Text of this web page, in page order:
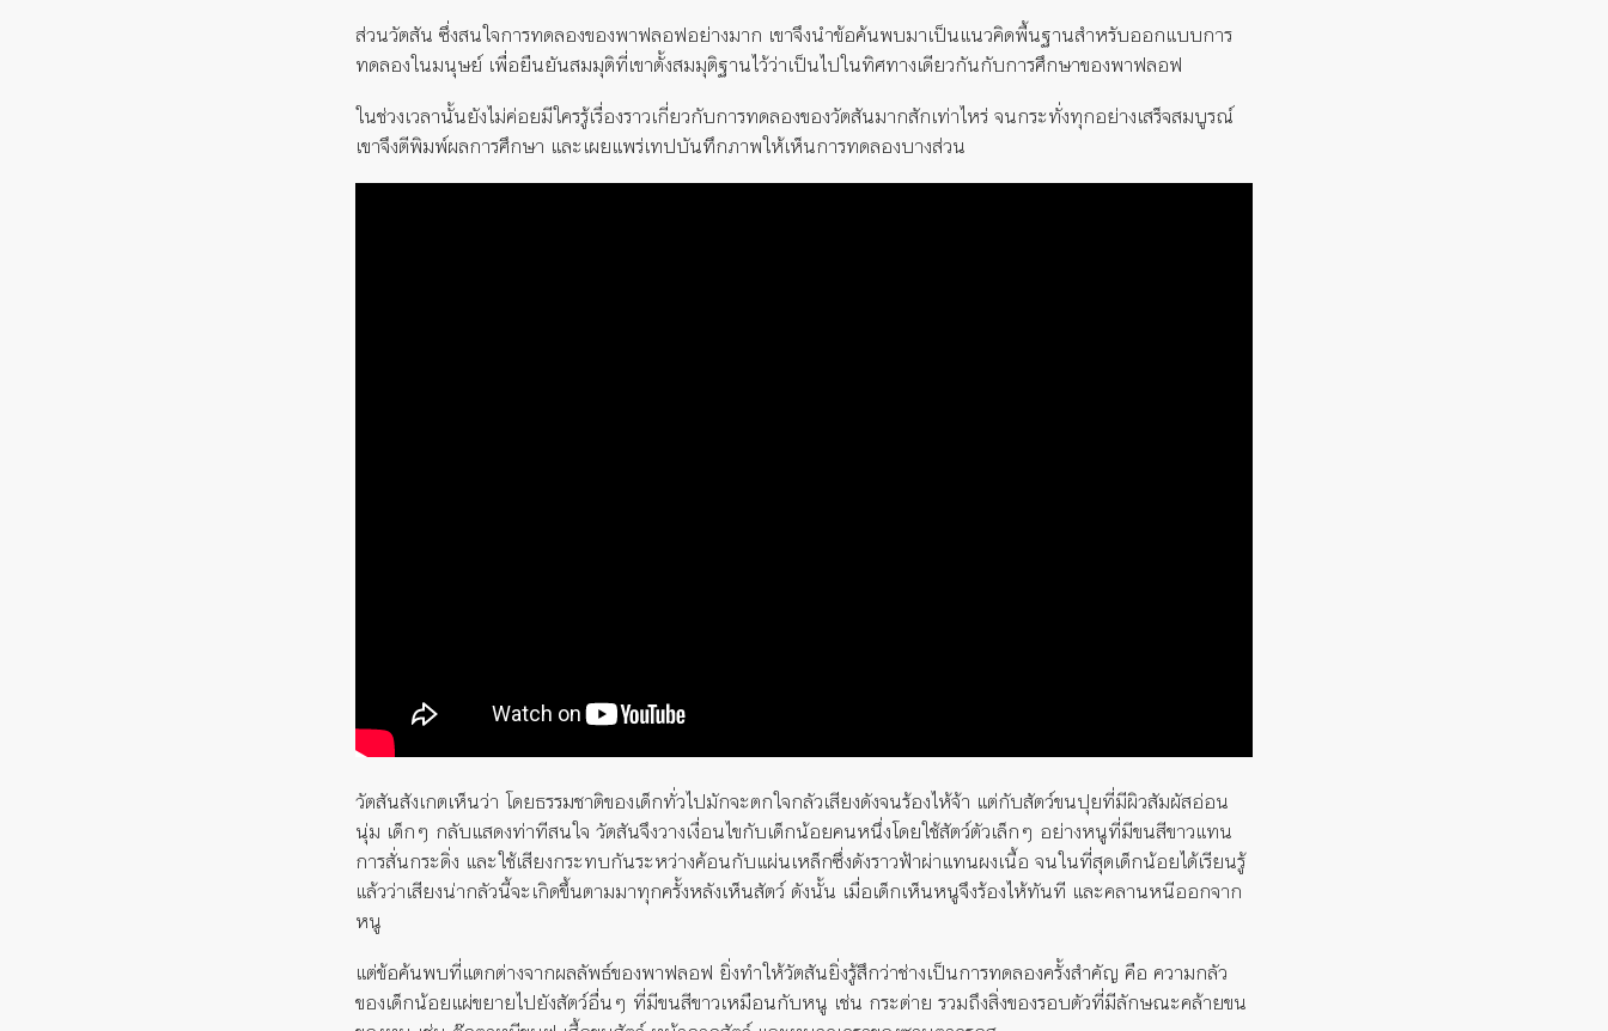
ส่วนวัตสัน ซึ่งสนใจการทดลองของพาฟลอฟอย่างมาก เขาจึงนำข้อค้นพบมาเป็นแนวคิดพื้นฐานสำหรับออกแบบการ
ทดลองในมนุษย์ เพื่อยืนยันสมมุติที่เขาตั้งสมมุติฐานไว้ว่าเป็นไปในทิศทางเดียวกันกับการศึกษาของพาฟลอฟ
ในช่วงเวลานั้นยังไม่ค่อยมีใครรู้เรื่องราวเกี่ยวกับการทดลองของวัตสันมากสักเท่าไหร่ จนกระทั่งทุกอย่างเสร็จสมบูรณ์
เขาจึงตีพิมพ์ผลการศึกษา และเผยแพร่เทปบันทึกภาพให้เห็นการทดลองบางส่วน
วัตสันสังเกตเห็นว่า โดยธรรมชาติของเด็กทั่วไปมักจะตกใจกลัวเสียงดังจนร้องไห้จ้า แต่กับสัตว์ขนปุยที่มีผิวสัมผัสอ่อน
นุ่ม เด็กๆ กลับแสดงท่าทีสนใจ วัตสันจึงวางเงื่อนไขกับเด็กน้อยคนหนึ่งโดยใช้สัตว์ตัวเล็กๆ อย่างหนูที่มีขนสีขาวแทน
การสั่นกระดิ่ง และใช้เสียงกระทบกันระหว่างค้อนกับแผ่นเหล็กซึ่งดังราวฟ้าผ่าแทนผงเนื้อ จนในที่สุดเด็กน้อยได้เรียนรู้
แล้วว่าเสียงน่ากลัวนี้จะเกิดขึ้นตามมาทุกครั้งหลังเห็นสัตว์ ดังนั้น เมื่อเด็กเห็นหนูจึงร้องไห้ทันที และคลานหนีออกจาก
หนู
แต่ข้อค้นพบที่แตกต่างจากผลลัพธ์ของพาฟลอฟ ยิ่งทำให้วัตสันยิ่งรู้สึกว่าช่างเป็นการทดลองครั้งสำคัญ คือ ความกลัว
ของเด็กน้อยแผ่ขยายไปยังสัตว์อื่นๆ ที่มีขนสีขาวเหมือนกับหนู เช่น กระต่าย รวมถึงสิ่งของรอบตัวที่มีลักษณะคล้ายขน